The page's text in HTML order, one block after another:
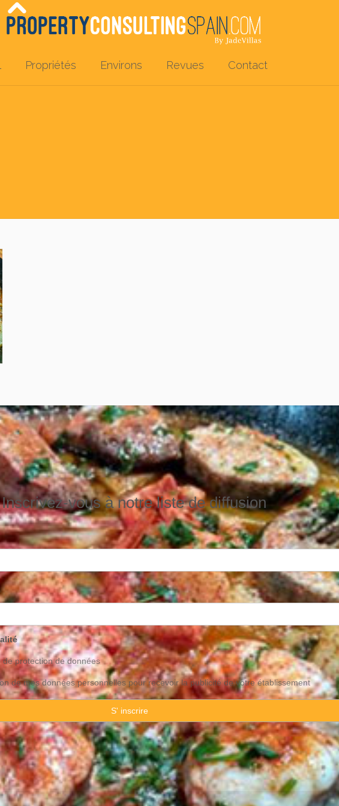
Propriétés Environs Revues Contact
Inscrivez-vous à notre liste de diffusion
deprotectionde données
de mes données personnelles pour recevoir la publicité de votre établissement